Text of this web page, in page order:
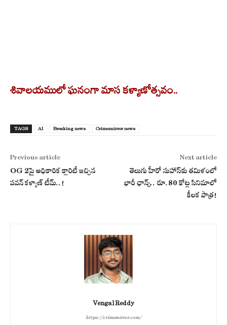
శివాలయములో ఘనంగా మాస కళ్యాణోత్సవం..
TAGS AI Breaking news Crimemirror news
Previous article
OG 2పై అధికారిక క్లారిటీ ఇచ్చిన
పవన్ కళ్యాణ్ టీమ్..!
Next article
తెలుగు హీరో సుహాస్‌కు తమిళంలో
భారీ ఛాన్స్.. రూ.80 కోట్ల సినిమాలో
కీలక పాత్ర!
Vengal Reddy
https://crimemirror.com/